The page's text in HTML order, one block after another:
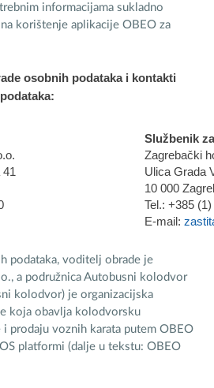
informacijama sukladno
korištenje aplikacije OBEO za
osobnih podataka i kontakti
41
Službenik
Zagrebački
Ulica Grada
10 000
Tel.: +385
E-mail:
podataka, voditelj obrade je
a podružnica Autobusni kolodvor
kolodvor) je organizacijska
koja obavlja kolodvorsku
prodaju voznih karata putem OBEO
platformi (dalje u tekstu: OBEO